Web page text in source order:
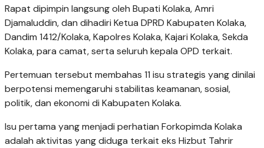
Rapat dipimpin langsung oleh Bupati Kolaka, Amri
Djamaluddin, dan dihadiri Ketua DPRD Kabupaten Kolaka,
Dandim 1412/Kolaka, Kapolres Kolaka, Kajari Kolaka, Sekda
Kolaka, para camat, serta seluruh kepala OPD terkait.
Pertemuan tersebut membahas 11 isu strategis yang dinilai
berpotensi memengaruhi stabilitas keamanan, sosial,
politik, dan ekonomi di Kabupaten Kolaka.
Isu pertama yang menjadi perhatian Forkopimda Kolaka
adalah aktivitas yang diduga terkait eks Hizbut Tahrir